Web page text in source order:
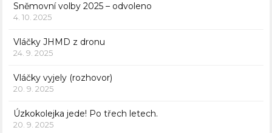
Sněmovní volby 2025 – odvoleno
4. 10. 2025
Vláčky JHMD z dronu
24. 9. 2025
Vláčky vyjely (rozhovor)
20. 9. 2025
Úzkokolejka jede! Po třech letech.
20. 9. 2025